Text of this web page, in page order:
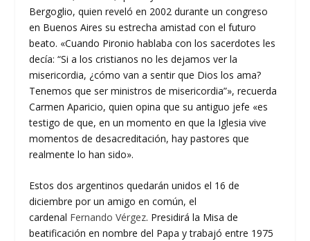
Bergoglio, quien reveló en 2002 durante un congreso
en Buenos Aires su estrecha amistad con el futuro
beato. «Cuando Pironio hablaba con los sacerdotes les
decía: “Si a los cristianos no les dejamos ver la
misericordia, ¿cómo van a sentir que Dios los ama?
Tenemos que ser ministros de misericordia”», recuerda
Carmen Aparicio, quien opina que su antiguo jefe «es
testigo de que, en un momento en que la Iglesia vive
momentos de desacreditación, hay pastores que
realmente lo han sido».
Estos dos argentinos quedarán unidos el 16 de
diciembre por un amigo en común, el
cardenal Fernando Vérgez. Presidirá la Misa de
beatificación en nombre del Papa y trabajó entre 1975